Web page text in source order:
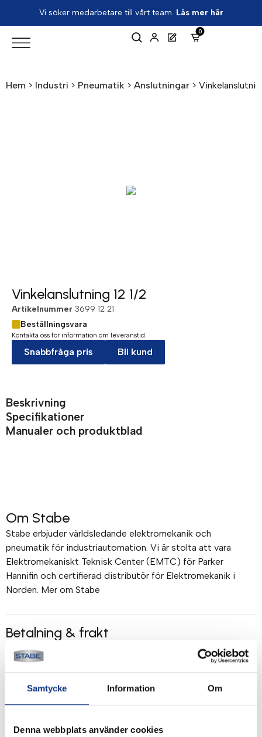
Samtycke Information Om
Denna webbplats använder cookies
Vi söker medarbetare till vårt team. Läs mer här
0
Hem > Industri > Pneumatik > Anslutningar >
Vinkelanslutning 12 1/2
Artikelnummer 3699 12 21
Beställningsvara
Kontakta oss för information om leveranstid.
Snabbfråga pris Bli kund
Beskrivning
Specifikationer
Manualer och produktblad
Om Stabe
Stabe erbjuder världsledande elektromekanik och
pneumatik för industriautomation. Vi är stolta att vara
Elektromekaniskt Teknisk Center (EMTC) för Parker
Hannifin och certifierad distributör för Elektromekanik i
Norden. Mer om Stabe
Betalning & frakt
Betalning mot faktura, 30 dagar. Fraktkostnad tillkommer.
Alla priser visas i SEK. Stabe innehar AAA-kreditvärdighet.